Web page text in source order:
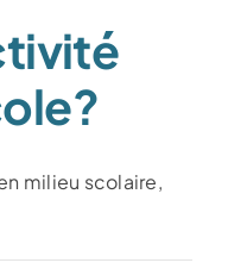
milieu scolaire,